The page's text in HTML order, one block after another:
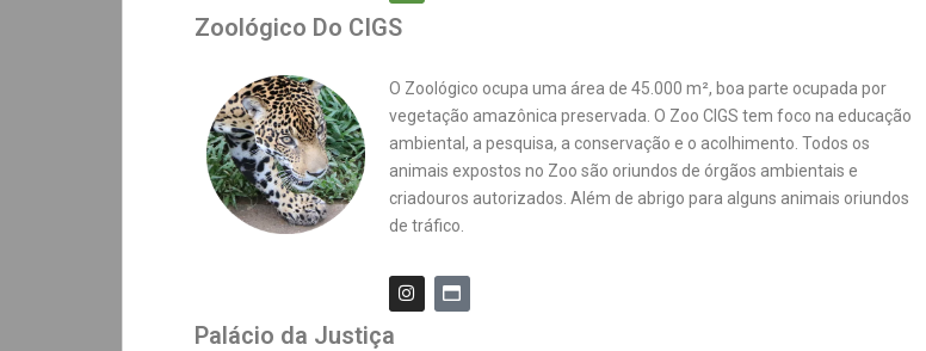
Zoológico Do CIGS
O Zoológico ocupa uma área de 45.000 m², boa parte ocupada por
vegetação amazônica preservada. O Zoo CIGS tem foco na educação
ambiental, a pesquisa, a conservação e o acolhimento. Todos os
animais expostos no Zoo são oriundos de órgãos ambientais e
criadouros autorizados. Além de abrigo para alguns animais oriundos
de tráfico.
Palácio da Justiça